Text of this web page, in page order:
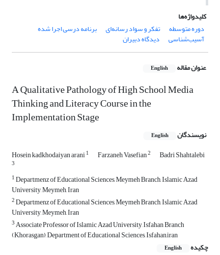
کلیدواژه‌ها
دوره متوسطه
تفکر و سواد رسانه‌ای برنامه درسی اجرا شده
آسیب‌شناسی دیدگاه دبیران
عنوان مقاله English
A Qualitative Pathology of High School Media
Thinking and Literacy Course in the
Implementation Stage
نویسندگان English
Hosein kadkhodaiyan arani1 Farzaneh Vasefian2 Badri Shahtalebi
3
1Departmenz of Educational Sciences, Meymeh Branch, Islamic Azad
University, Meymeh, Iran
2Departmenz of Educational Sciences, Meymeh Branch, Islamic Azad
University, Meymeh, Iran
3Associate Professor of Islamic Azad University, Isfahan Branch
(Khorasgan), Department of Educational Sciences, Isfahan,iran
چکیده
English